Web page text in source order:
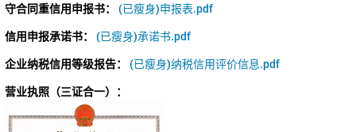
守合同重信用申报书：
(已瘦身)申报表.pdf
信用申报承诺书：
(已瘦身)承诺书.pdf
企业纳税信用等级报告：
(已瘦身)纳税信用评价信息.pdf
营业执照（三证合一）：